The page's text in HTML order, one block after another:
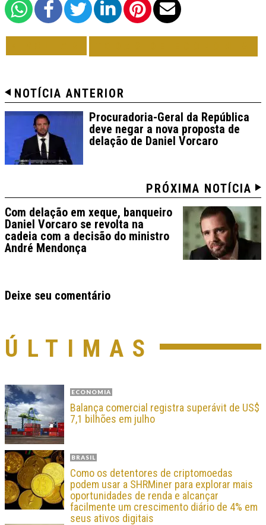
NOTÍCIA ANTERIOR
Procuradoria-Geral da República
deve negar a nova proposta de
delação de Daniel Vorcaro
PRÓXIMA NOTÍCIA
Com delação em xeque, banqueiro
Daniel Vorcaro se revolta na
cadeia com a decisão do ministro
André Mendonça
Deixe seu comentário
ÚLTIMAS
ECONOMIA
Balança comercial registra superávit de US$
7,1 bilhões em julho
BRASIL
Como os detentores de criptomoedas
podem usar a SHRMiner para explorar mais
oportunidades de renda e alcançar
facilmente um crescimento diário de 4% em
seus ativos digitais